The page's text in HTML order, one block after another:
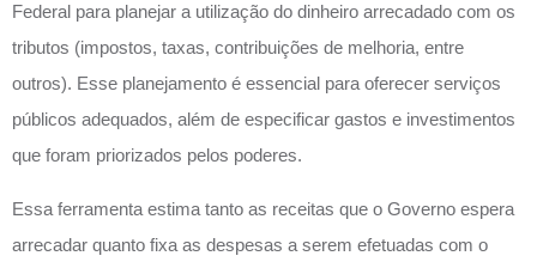
Federal para planejar a utilização do dinheiro arrecadado com os
tributos (impostos, taxas, contribuições de melhoria, entre
outros). Esse planejamento é essencial para oferecer serviços
públicos adequados, além de especificar gastos e investimentos
que foram priorizados pelos poderes.
Essa ferramenta estima tanto as receitas que o Governo espera
arrecadar quanto fixa as despesas a serem efetuadas com o